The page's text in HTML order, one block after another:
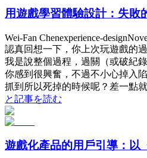
用遊戲學習體驗設計：失敗
Wei-Fan Chenexperience-design
認真回想一下，你上次玩遊戲的
我是說整個過程，過關（或破紀
你感到很興奮，不過不小心掉入
抓到所以死掉的時候呢？差一點
と記事を読む
遊戲化產品的用戶引導：以